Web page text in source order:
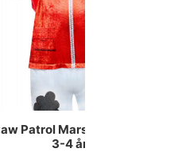
Patrol Marshall-dräkt
3-4 år